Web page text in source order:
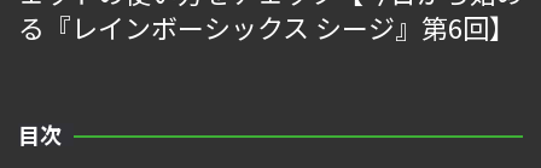
る『レインボーシックス シージ』第6回】
目次